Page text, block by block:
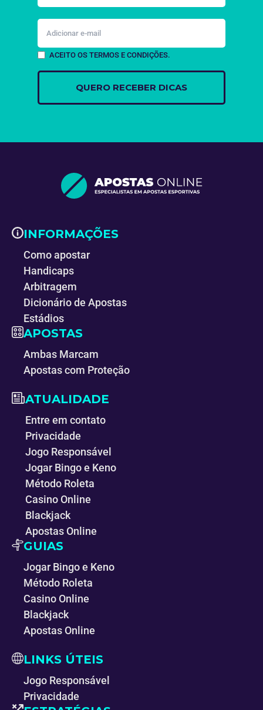
ACEITO OS TERMOS E CONDIÇÕES.
INFORMAÇÕES
Como apostar
Handicaps
Arbitragem
Dicionário de Apostas
Estádios
APOSTAS
Ambas Marcam
Apostas com Proteção
ATUALIDADE
Entre em contato
Privacidade
Jogo Responsável
Jogar Bingo e Keno
Método Roleta
Casino Online
Blackjack
Apostas Online
GUIAS
Jogar Bingo e Keno
Método Roleta
Casino Online
Blackjack
Apostas Online
LINKS ÚTEIS
Jogo Responsável
Privacidade